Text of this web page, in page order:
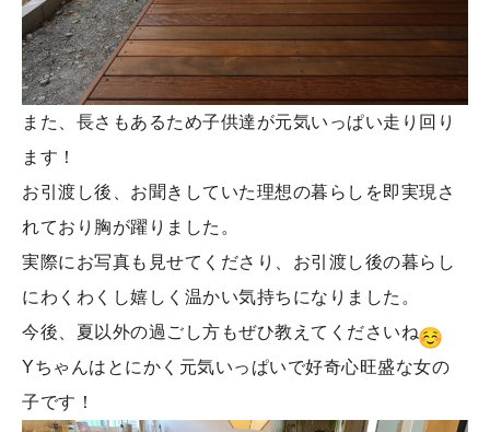
また、長さもあるため子供達が元気いっぱい走り回り
ます！
お引渡し後、お聞きしていた理想の暮らしを即実現さ
れており胸が躍りました。
実際にお写真も見せてくださり、お引渡し後の暮らし
にわくわくし嬉しく温かい気持ちになりました。
今後、夏以外の過ごし方もぜひ教えてくださいね
Yちゃんはとにかく元気いっぱいで好奇心旺盛な女の
子です！